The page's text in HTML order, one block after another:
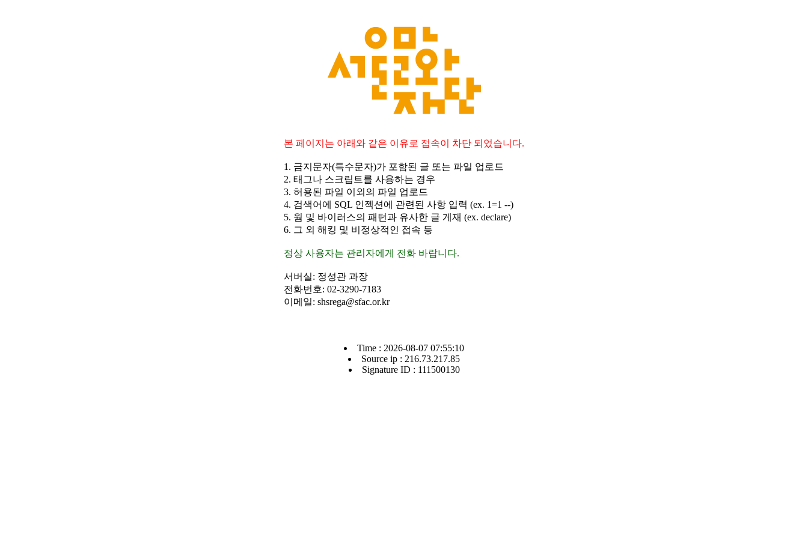
본 페이지는 아래와 같은 이유로 접속이 차단 되었습니다.
1. 금지문자(특수문자)가 포함된 글 또는 파일 업로드
2. 태그나 스크립트를 사용하는 경우
3. 허용된 파일 이외의 파일 업로드
4. 검색어에 SQL 인젝션에 관련된 사항 입력 (ex. 1=1 --)
5. 웜 및 바이러스의 패턴과 유사한 글 게재 (ex. declare)
6. 그 외 해킹 및 비정상적인 접속 등
정상 사용자는 관리자에게 전화 바랍니다.
서버실: 정성관 과장
전화번호: 02-3290-7183
이메일: shsrega@sfac.or.kr
Time : 2026-08-07 07:55:10
Source ip : 216.73.217.85
Signature ID : 111500130